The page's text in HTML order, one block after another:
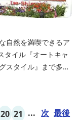
自然を満喫できるア
タイル『オートキャ
スタイル』まで多彩
ズイベント＆アクテ
チャーを取り入れ
20 21 ... 次 最後